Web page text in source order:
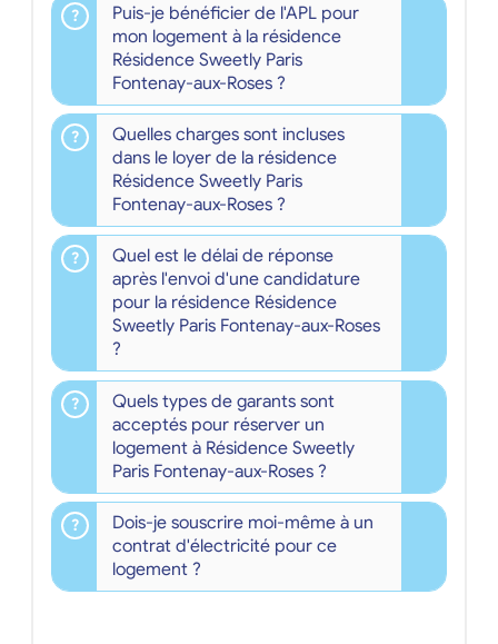
Puis-je bénéficier de l'APL pour
mon logement à la résidence
Résidence Sweetly Paris
Fontenay-aux-Roses ?
Quelles charges sont incluses
dans le loyer de la résidence
Résidence Sweetly Paris
Fontenay-aux-Roses ?
Quel est le délai de réponse
après l'envoi d'une candidature
pour la résidence Résidence
Sweetly Paris Fontenay-aux-Roses
?
Quels types de garants sont
acceptés pour réserver un
logement à Résidence Sweetly
Paris Fontenay-aux-Roses ?
Dois-je souscrire moi-même à un
contrat d'électricité pour ce
logement ?